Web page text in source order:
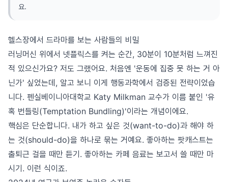
요.
헬스장에서 드라마를 보는 사람들의 비밀
러닝머신 위에서 넷플릭스를 켜는 순간, 30분이 10분처럼 느껴진
적 있으신가요? 저도 그랬어요. 처음엔 '운동에 집중 못 하는 거 아
닌가' 싶었는데, 알고 보니 이게 행동과학에서 검증된 전략이었습
니다. 펜실베이니아대학교 Katy Milkman 교수가 이름 붙인 '유
혹 번들링(Temptation Bundling)'이라는 개념이에요.
핵심은 단순합니다. 내가 하고 싶은 것(want-to-do)과 해야 하
는 것(should-do)을 하나로 묶는 거예요. 좋아하는 팟캐스트는
출퇴근 걸을 때만 듣기. 좋아하는 카페 음료는 보고서 쓸 때만 마
시기. 이런 식이죠.